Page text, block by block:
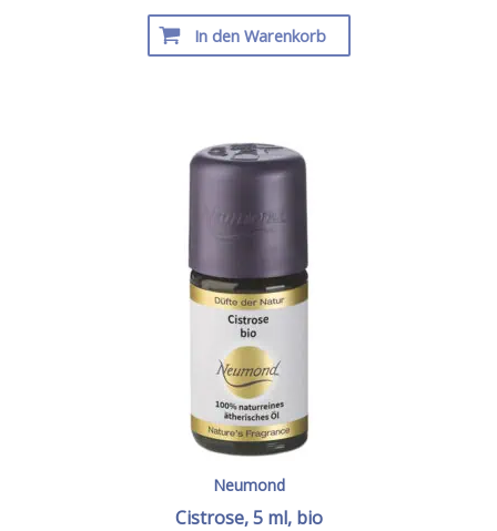
In den Warenkorb
Neumond
Cistrose, 5 ml, bio